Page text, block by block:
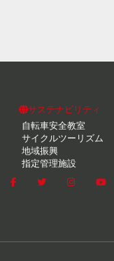
サステナビリティ
自転車安全教室
サイクルツーリズム
地域振興
指定管理施設